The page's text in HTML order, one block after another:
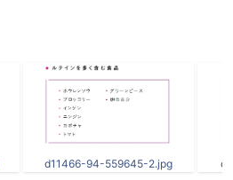
d11466-94-559645-2.jpg